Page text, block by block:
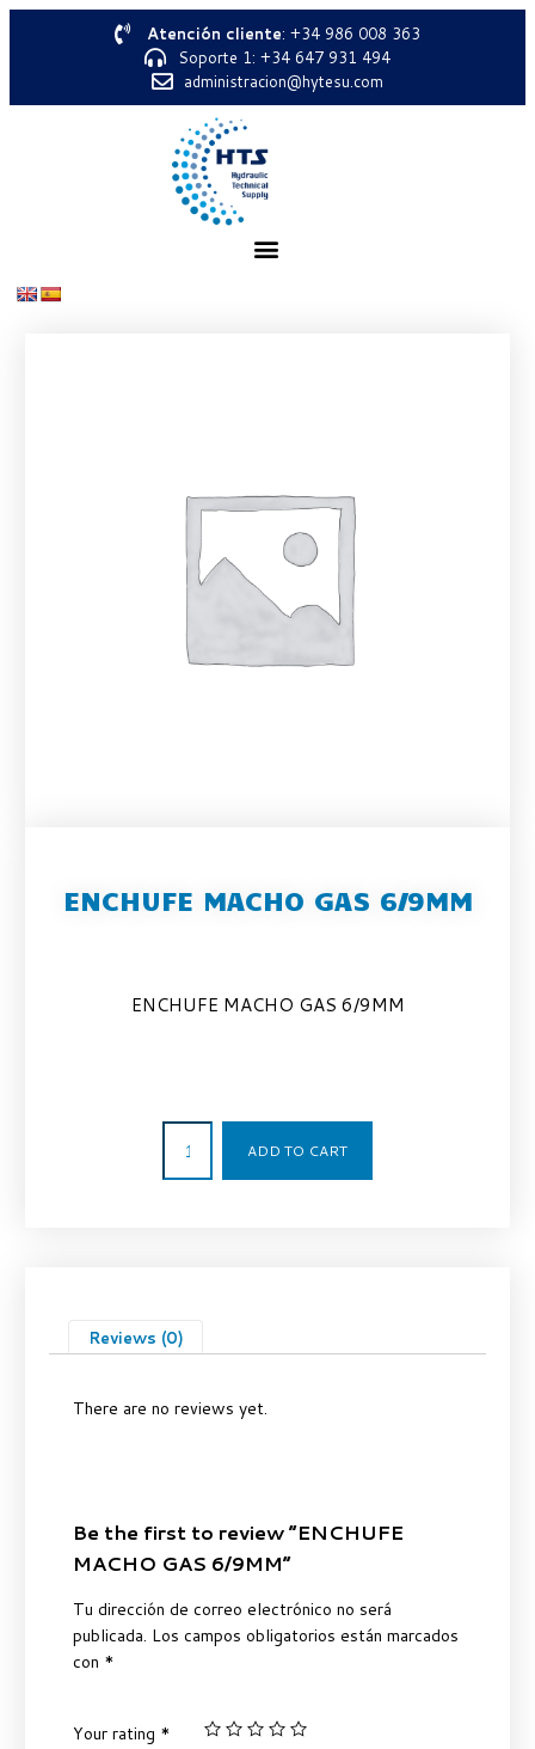
Atención cliente: +34 986 008 363
Soporte 1: +34 647 931 494
administracion@hytesu.com
ENCHUFE MACHO GAS 6/9MM
ENCHUFE MACHO GAS 6/9MM
ADD TO CART
Reviews (0)
There are no reviews yet.
Be the first to review “ENCHUFE
MACHO GAS 6/9MM”
Tu dirección de correo electrónico no será
publicada. Los campos obligatorios están marcados
con *
Your rating *